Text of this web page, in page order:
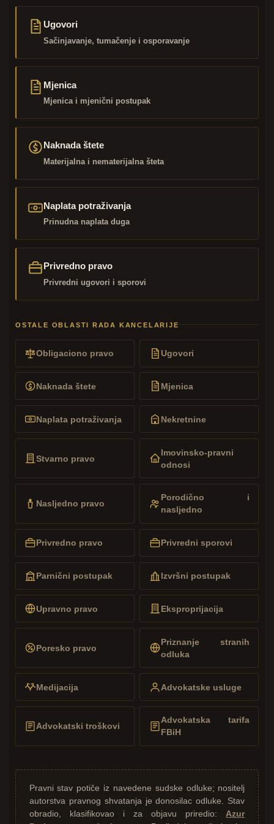
Ugovori
Sačinjavanje, tumačenje i osporavanje
Mjenica
Mjenica i mjenični postupak
Naknada štete
Materijalna i nematerijalna šteta
Naplata potraživanja
Prinudna naplata duga
Privredno pravo
Privredni ugovori i sporovi
OSTALE OBLASTI RADA KANCELARIJE
Obligaciono pravo Ugovori
Naknada štete Mjenica
Naplata potraživanja Nekretnine
Stvarno pravo
Imovinsko-pravni
odnosi
Nasljedno pravo
Porodično i
nasljedno
Privredno pravo Privredni sporovi
Parnični postupak Izvršni postupak
Upravno pravo Eksproprijacija
Poresko pravo
Priznanje stranih
odluka
Medijacija Advokatske usluge
Advokatski troškovi
Advokatska tarifa
FBiH
Pravni stav potiče iz navedene sudske odluke; nositelj
autorstva pravnog shvatanja je donosilac odluke. Stav
obradio, klasifikovao i za objavu priredio:Azur